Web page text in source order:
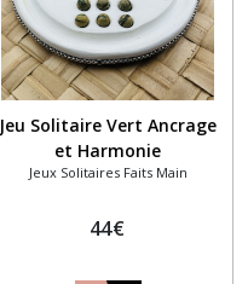
Jeu Solitaire Vert Ancrage
et Harmonie
Jeux Solitaires Faits Main
44€